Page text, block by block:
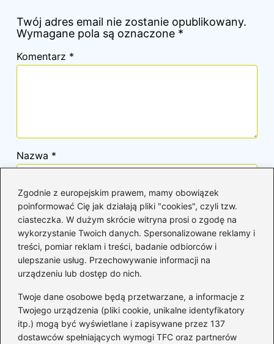
Zgodnie z europejskim prawem, mamy obowiązek
poinformować Cię jak działają pliki "cookies", czyli tzw.
ciasteczka. W dużym skrócie witryna prosi o zgodę na
wykorzystanie Twoich danych. Spersonalizowane reklamy i
treści, pomiar reklam i treści, badanie odbiorców i
ulepszanie usług. Przechowywanie informacji na
urządzeniu lub dostęp do nich.
Twoje dane osobowe będą przetwarzane, a informacje z
Twojego urządzenia (pliki cookie, unikalne identyfikatory
itp.) mogą być wyświetlane i zapisywane przez 137
dostawców spełniających wymogi TFC oraz partnerów
Twój adres email nie zostanie opublikowany.
Wymagane pola są oznaczone *
Komentarz *
Nazwa *
Adres email *
Witryna internetowa
Zapamiętaj moje dane w tej przeglądarce
podczas pisania kolejnych komentarzy.